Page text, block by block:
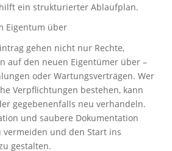
ein strukturierter Ablaufplan.
Eigentum über
gehen nicht nur Rechte,
auf den neuen Eigentümer über –
oder Wartungsverträgen. Wer
Verpflichtungen bestehen, kann
gegebenenfalls neu verhandeln.
und saubere Dokumentation
vermeiden und den Start ins
gestalten.